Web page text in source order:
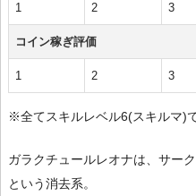
1 2 3
コイン稼ぎ評価
1 2 3
※全てスキルレベル6(スキルマ)
ガラクチュールレオナは、サー
という消去系。